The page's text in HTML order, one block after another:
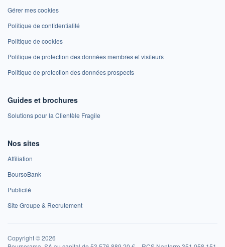
Gérer mes cookies
Politique de confidentialité
Politique de cookies
Politique de protection des données membres et visiteurs
Politique de protection des données prospects
Guides et brochures
Solutions pour la Clientèle Fragile
Nos sites
Affiliation
BoursoBank
Publicité
Site Groupe & Recrutement
Copyright © 2026